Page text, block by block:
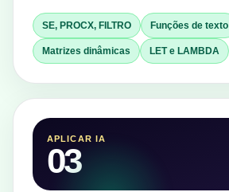
SE, PROCX, FILTRO Funções de texto
Matrizes dinâmicas LET e LAMBDA
APLICAR IA
03